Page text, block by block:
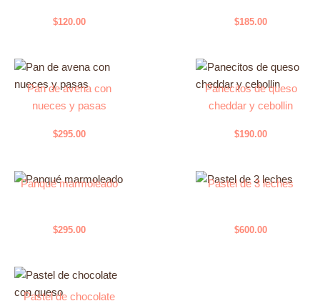
$120.00 $185.00
Pan de avena con
nueces y pasas
$295.00
Panecitos de queso
cheddar y cebollin
$190.00
Panqué marmoleado
$295.00
Pastel de 3 leches
$600.00
Pastel de chocolate